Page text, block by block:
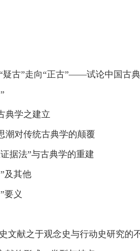
疑古”走向“正古”——试论中国古
典学之建立
潮对传统古典学的颠覆
据法”与古典学的重建
及其他
要义
文献之于观念史与行动史研究